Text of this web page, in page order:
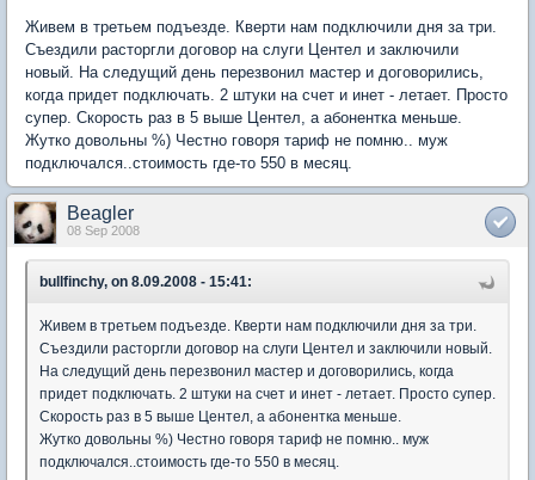
Живем в третьем подъезде. Кверти нам подключили дня за три.
Съездили расторгли договор на слуги Центел и заключили
новый. На следущий день перезвонил мастер и договорились,
когда придет подключать. 2 штуки на счет и инет - летает. Просто
супер. Скорость раз в 5 выше Центел, а абонентка меньше.
Жутко довольны %) Честно говоря тариф не помню.. муж
подключался..стоимость где-то 550 в месяц.
Beagler
08 Sep 2008
bullfinchy, on 8.09.2008 - 15:41:
Живем в третьем подъезде. Кверти нам подключили дня за три.
Съездили расторгли договор на слуги Центел и заключили новый.
На следущий день перезвонил мастер и договорились, когда
придет подключать. 2 штуки на счет и инет - летает. Просто супер.
Скорость раз в 5 выше Центел, а абонентка меньше.
Жутко довольны %) Честно говоря тариф не помню.. муж
подключался..стоимость где-то 550 в месяц.